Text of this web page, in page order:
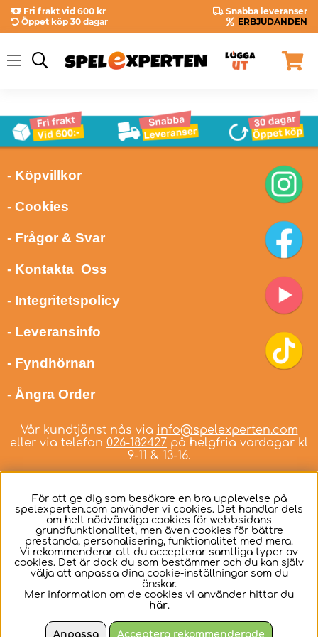
Fri frakt vid 600 kr
Snabba leveranser
Öppet köp 30 dagar
ERBJUDANDEN
- Köpvillkor
- Cookies
- Frågor & Svar
- Kontakta Oss
- Integritetspolicy
- Leveransinfo
- Fyndhörnan
- Ångra Order
Vår kundtjänst nås via info@spelexperten.com
eller via telefon 026-182427 på helgfria vardagar kl
9-11 & 13-16.
Svenska
För att ge dig som besökare en bra upplevelse på
spelexperten.com använder vi cookies. Det handlar dels
om helt nödvändiga cookies för webbsidans
grundfunktionalitet, men även cookies för bättre
prestanda, personalisering, funktionalitet med mera.
Vi rekommenderar att du accepterar samtliga typer av
cookies. Det är dock du som bestämmer och du kan själv
välja att anpassa dina cookie-inställningar som du
önskar.
Mer information om de cookies vi använder hittar du
här.
Anpassa Acceptera rekommenderade